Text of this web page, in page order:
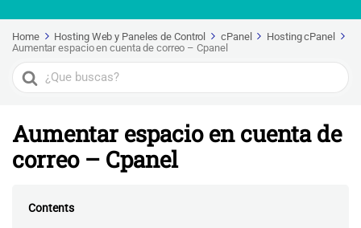
Home Hosting Web y Paneles de Control cPanel
Hosting cPanel
Aumentar espacio en cuenta de correo – Cpanel
Search
For
Aumentar espacio en cuenta de
correo – Cpanel
Contents